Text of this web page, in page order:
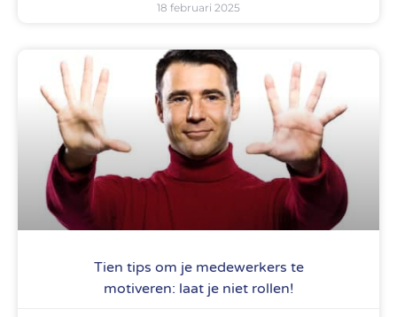
18 februari 2025
Tien tips om je medewerkers te
motiveren: laat je niet rollen!